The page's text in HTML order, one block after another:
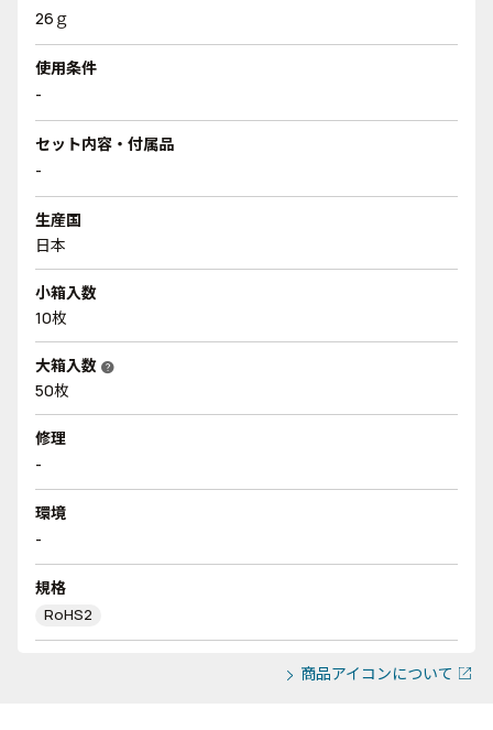
26ｇ
使用条件
-
セット内容・付属品
-
生産国
日本
小箱入数
10枚
大箱入数 help
50枚
修理
-
環境
-
規格
RoHS2
商品アイコンについて